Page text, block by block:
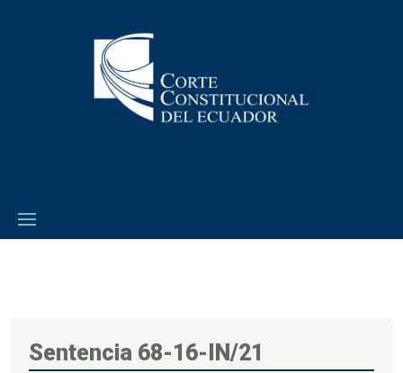
Sentencia 68-16-IN/21